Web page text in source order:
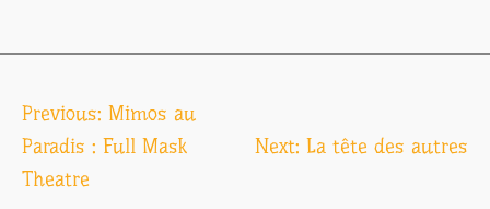
Navigation
de
l’article
Previous: Mimos au
Paradis : Full Mask
Theatre
Next: La tête des autres